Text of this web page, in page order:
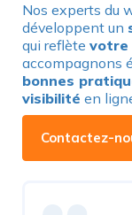
Nos experts du
développent un
qui reflète votre
accompagnons
bonnes
visibilité en
Contactez-